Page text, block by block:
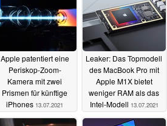
Apple patentiert eine
Periskop-Zoom-
Kamera mit zwei
Prismen für künftige
iPhones 13.07.2021
Leaker: Das Topmodell
des MacBook Pro mit
Apple M1X bietet
weniger RAM als das
Intel-Modell 13.07.2021